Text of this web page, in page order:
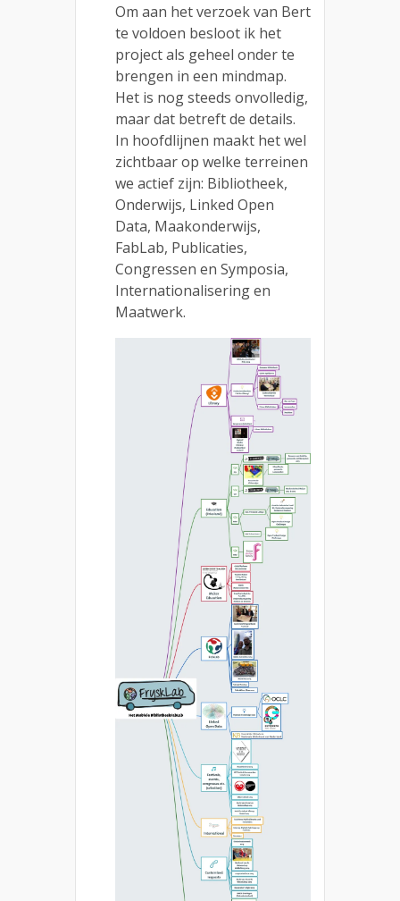
Om aan het verzoek van Bert
te voldoen besloot ik het
project als geheel onder te
brengen in een mindmap.
Het is nog steeds onvolledig,
maar dat betreft de details.
In hoofdlijnen maakt het wel
zichtbaar op welke terreinen
we actief zijn: Bibliotheek,
Onderwijs, Linked Open
Data, Maakonderwijs,
FabLab, Publicaties,
Congressen en Symposia,
Internationalisering en
Maatwerk.